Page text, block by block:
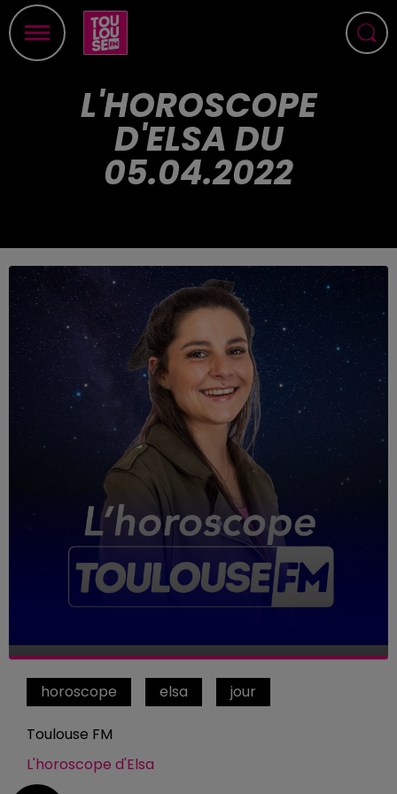
L'HOROSCOPE
D'ELSA DU
05.04.2022
horoscope elsa jour
Toulouse FM
L'horoscope d'Elsa